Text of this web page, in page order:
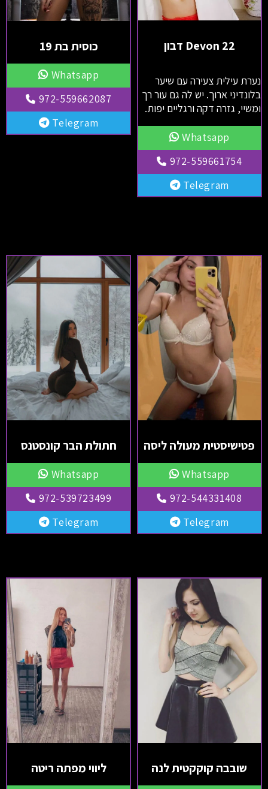
Devon 22 דבון
נערת עילית צעירה עם שיער
בלונדיני ארוך. יש לה גם עור רך
ומשיי, גזרה דקה ורגליים יפות.
Whatsapp
972-559661754
Telegram
כוסית בת 19
Whatsapp
972-559662087
Telegram
פטישיסטית מעולה ליסה
Whatsapp
972-544331408
Telegram
חתולת הבר קונסטנס
Whatsapp
972-539723499
Telegram
שובבה קוקקטית לנה ליווי מפתה ריטה